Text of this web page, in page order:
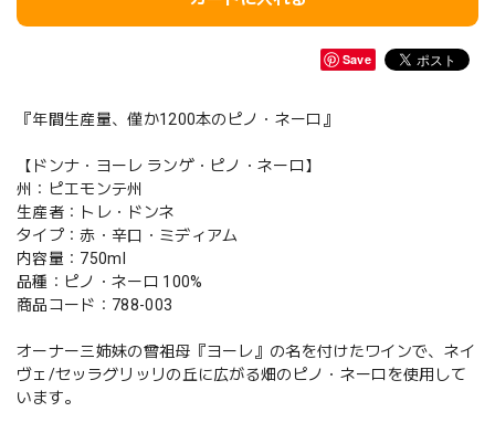
Save
『年間生産量、僅か1200本のピノ・ネーロ』
【ドンナ・ヨーレ ランゲ・ピノ・ネーロ】
州：ピエモンテ州
生産者：トレ・ドンネ
タイプ：赤・辛口・ミディアム
内容量：750ml
品種：ピノ・ネーロ 100%
商品コード：788-003
オーナー三姉妹の曾祖母『ヨーレ』の名を付けたワインで、ネイ
ヴェ/セッラグリッリの丘に広がる畑のピノ・ネーロを使用して
います。